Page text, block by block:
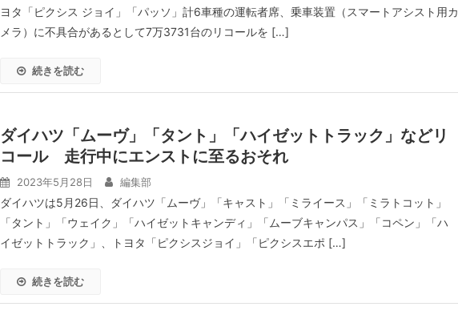
ヨタ「ピクシス ジョイ」「パッソ」計6車種の運転者席、乗車装置（スマートアシスト用カ
メラ）に不具合があるとして7万3731台のリコールを […]
続きを読む
ダイハツ「ムーヴ」「タント」「ハイゼットトラック」などリ
コール 走行中にエンストに至るおそれ
2023年5月28日 編集部
ダイハツは5月26日、ダイハツ「ムーヴ」「キャスト」「ミライース」「ミラトコット」
「タント」「ウェイク」「ハイゼットキャンディ」「ムーブキャンパス」「コペン」「ハ
イゼットトラック」、トヨタ「ピクシスジョイ」「ピクシスエポ […]
続きを読む